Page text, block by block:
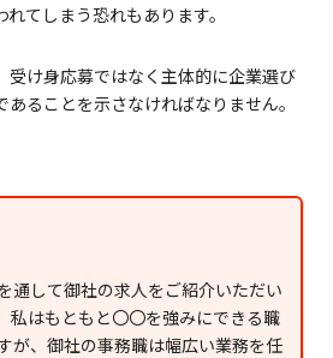
れてしまう恐れもあります。
受け身応募ではなく主体的に企業選び
ることを示さなければなりません。
通して御社の求人をご紹介いただい
私はもともと〇〇を強みにできる職
が、御社の事務職は幅広い業務を任